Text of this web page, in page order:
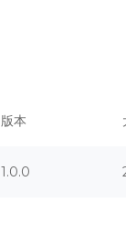
版本
1.0.0